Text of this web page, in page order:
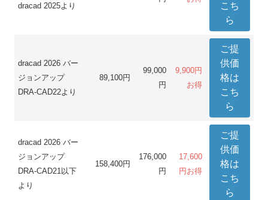
dracad 2025より
こち
ら
dracad 2026 バー
ジョンアップ
DRA-CAD22より
89,100円
99,000
円
9,900円
お得
ご提
供価
格は
こち
ら
dracad 2026 バー
ジョンアップ
DRA-CAD21以下
より
158,400円
176,000
円
17,600
円お得
ご提
供価
格は
こち
ら